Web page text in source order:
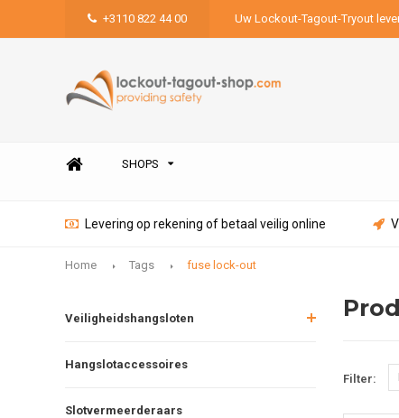
+3110 822 44 00 Uw Lockout-Tagout-Tryout
SHOPS
Levering op rekening of betaal veilig online
Home Tags fuse lock-out
Veiligheidshangsloten
Hangslotaccessoires
Slotvermeerderaars
Filter: